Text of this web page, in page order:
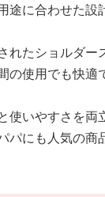
途に合わせた設
れたショルダー
使用でも快適
使いやすさを両
パにも人気の商